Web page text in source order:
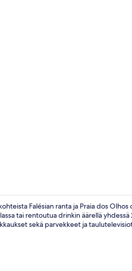
Falésian ranta ja Praia dos
tai rentoutua drinkin äärellä yhdessä
sekä parvekkeet ja